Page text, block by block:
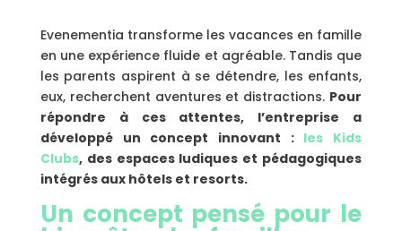
Evenementia transforme les vacances en famille
en une expérience fluide et agréable. Tandis que
les parents aspirent à se détendre, les enfants,
eux, recherchent aventures et distractions. Pour
répondre à ces attentes, l’entreprise a
développé un concept innovant : les Kids
Clubs, des espaces ludiques et pédagogiques
intégrés aux hôtels et resorts.
Un concept pensé pour le